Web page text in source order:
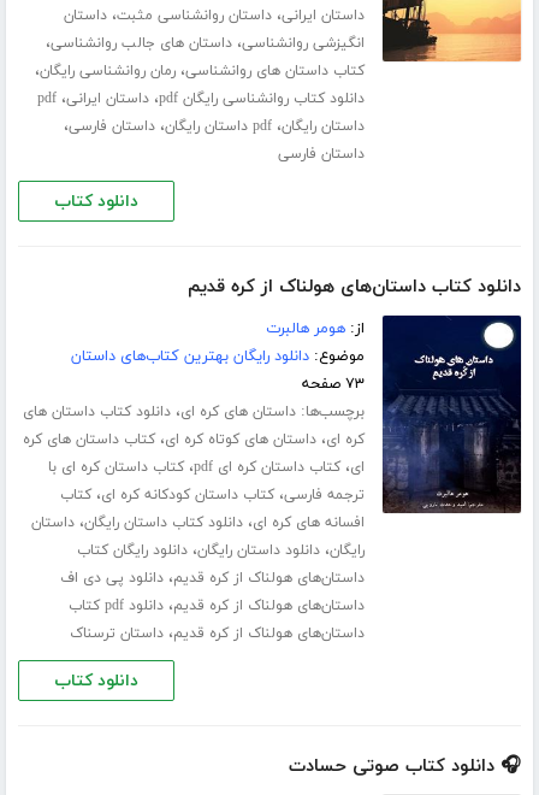
داستان ایرانی،داستان روانشناسی مثبت،داستان
انگیزشی روانشناسی،داستان های جالب روانشناسی،
کتاب داستان های روانشناسی،رمان روانشناسی رایگان،
دانلود کتاب روانشناسی رایگان pdf ،داستان ایرانی،pdf
داستان رایگان،pdf داستان رایگان ،داستان فارسی،
داستان فارسی
دانلود کتاب
دانلود کتاب داستان‌های هولناک از کره قدیم
از:هومر هالبرت
موضوع:دانلود رایگان بهترین کتاب‌های داستان
۷۳ صفحه
برچسب‌ها:داستان های کره ای،دانلود کتاب داستان های
کره ای،داستان های کوتاه کره ای،کتاب داستان های کره
ای،کتاب داستان کره ای pdf ،کتاب داستان کره ای با
ترجمه فارسی،کتاب داستان کودکانه کره ای،کتاب
افسانه های کره ای،دانلود کتاب داستان رایگان،داستان
رایگان،دانلود داستان رایگان،دانلود رایگان کتاب
داستان‌های هولناک از کره قدیم،دانلود پی دی اف
داستان‌های هولناک از کره قدیم،
دانلود pdf کتاب
داستان‌های هولناک از کره قدیم،داستان ترسناک
دانلود کتاب
🎧 دانلود کتاب صوتی حسادت